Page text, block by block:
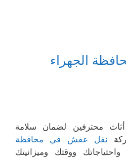
الجهراء
محترفين لضمان سلامة
نقل عفش في محافظة
ووقتك وميزانيتك